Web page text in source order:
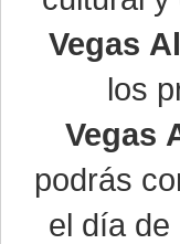
Vegas
los
Vegas
podrás
el día de